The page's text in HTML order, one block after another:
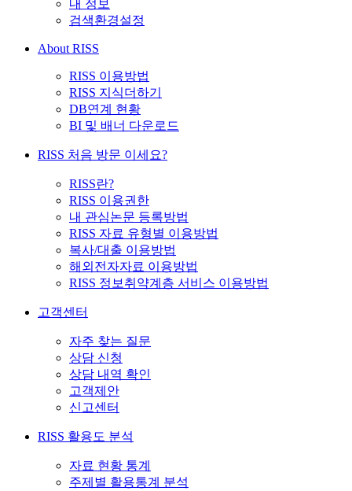
내 정보
검색환경설정
About RISS
RISS 이용방법
RISS 지식더하기
DB연계 현황
BI 및 배너 다운로드
RISS 처음 방문 이세요?
RISS란?
RISS 이용권한
내 관심논문 등록방법
RISS 자료 유형별 이용방법
복사/대출 이용방법
해외전자자료 이용방법
RISS 정보취약계층 서비스 이용방법
고객센터
자주 찾는 질문
상담 신청
상담 내역 확인
고객제안
신고센터
RISS 활용도 분석
자료 현황 통계
주제별 활용통계 분석